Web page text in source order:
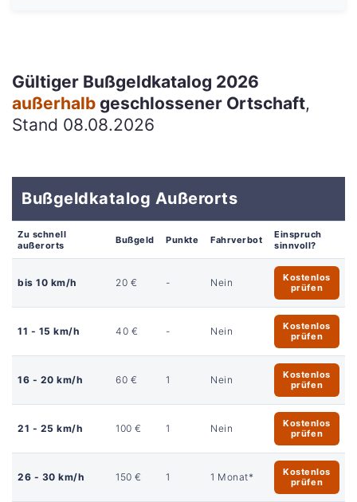
Gültiger Bußgeldkatalog 2026
außerhalb geschlossener Ortschaft,
Stand 08.08.2026
Bußgeldkatalog Außerorts
Zu schnell
außerorts
Bußgeld Punkte Fahrverbot
Einspruch
sinnvoll?
bis 10 km/h 20 € - Nein
Kostenlos
prüfen
11 - 15 km/h 40 € - Nein
Kostenlos
prüfen
16 - 20 km/h 60 € 1 Nein
Kostenlos
prüfen
21 - 25 km/h 100 € 1 Nein
Kostenlos
prüfen
26 - 30 km/h 150 € 1 1 Monat*
Kostenlos
prüfen